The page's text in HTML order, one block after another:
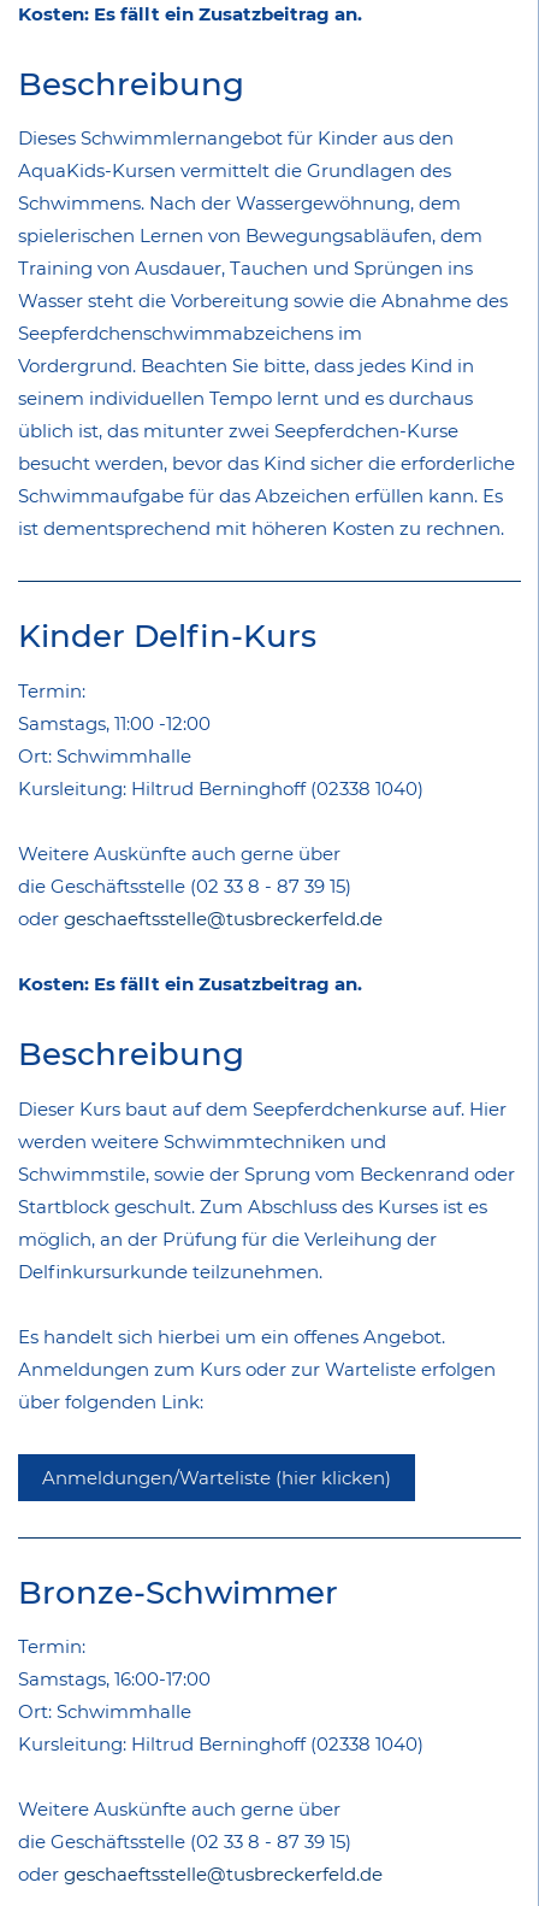
Kosten: Es fällt ein Zusatzbeitrag an.
Beschreibung
Dieses Schwimmlernangebot für Kinder aus den
AquaKids-Kursen vermittelt die Grundlagen des
Schwimmens. Nach der Wassergewöhnung, dem
spielerischen Lernen von Bewegungsabläufen, dem
Training von Ausdauer, Tauchen und Sprüngen ins
Wasser steht die Vorbereitung sowie die Abnahme des
Seepferdchenschwimmabzeichens im
Vordergrund. Beachten Sie bitte, dass jedes Kind in
seinem individuellen Tempo lernt und es durchaus
üblich ist, das mitunter zwei Seepferdchen-Kurse
besucht werden, bevor das Kind sicher die erforderliche
Schwimmaufgabe für das Abzeichen erfüllen kann. Es
ist dementsprechend mit höheren Kosten zu rechnen.
Kinder Delfin-Kurs
Termin:
Samstags, 11:00 -12:00
Ort: Schwimmhalle
Kursleitung: Hiltrud Berninghoff (02338 1040)
Weitere Auskünfte auch gerne über
die Geschäftsstelle (02 33 8 - 87 39 15)
oder geschaeftsstelle@tusbreckerfeld.de
Kosten: Es fällt ein Zusatzbeitrag an.
Beschreibung
Dieser Kurs baut auf dem Seepferdchenkurse auf. Hier
werden weitere Schwimmtechniken und
Schwimmstile, sowie der Sprung vom Beckenrand oder
Startblock geschult. Zum Abschluss des Kurses ist es
möglich, an der Prüfung für die Verleihung der
Delfinkursurkunde teilzunehmen.
Es handelt sich hierbei um ein offenes Angebot.
Anmeldungen zum Kurs oder zur Warteliste erfolgen
über folgenden Link:
Anmeldungen/Warteliste (hier klicken)
Bronze-Schwimmer
Termin:
Samstags, 16:00-17:00
Ort: Schwimmhalle
Kursleitung: Hiltrud Berninghoff (02338 1040)
Weitere Auskünfte auch gerne über
die Geschäftsstelle (02 33 8 - 87 39 15)
oder geschaeftsstelle@tusbreckerfeld.de